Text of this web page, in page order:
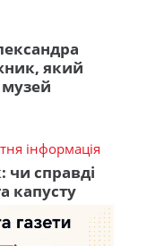
який
інформація
чи справді
капусту